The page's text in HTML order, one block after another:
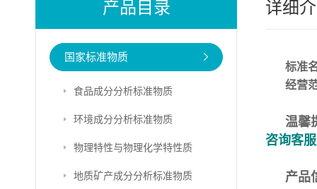
产品目录
国家标准物质
食品成分分析标准物质
环境成分分析标准物质
物理特性与物理化学特性质
地质矿产成分分析标准物质
详细
标准
经营
温馨
咨询客
产品